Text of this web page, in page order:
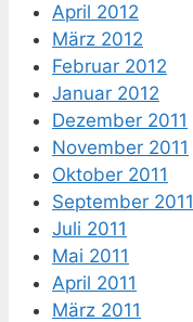
April 2012
März 2012
Februar 2012
Januar 2012
Dezember 2011
November 2011
Oktober 2011
September 2011
Juli 2011
Mai 2011
April 2011
März 2011